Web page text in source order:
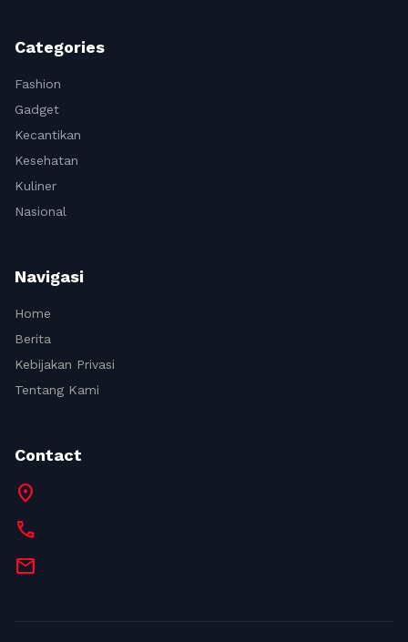
Categories
Fashion
Gadget
Kecantikan
Kesehatan
Kuliner
Nasional
Navigasi
Home
Berita
Kebijakan Privasi
Tentang Kami
Contact
location_on
call
mail